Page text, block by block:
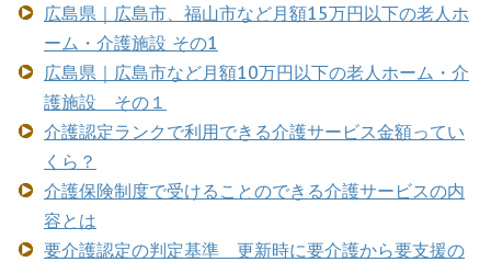
広島県｜広島市、福山市など月額15万円以下の老人ホ
ーム・介護施設 その1
広島県｜広島市など月額10万円以下の老人ホーム・介
護施設 その１
介護認定ランクで利用できる介護サービス金額ってい
くら？
介護保険制度で受けることのできる介護サービスの内
容とは
要介護認定の判定基準 更新時に要介護から要支援の